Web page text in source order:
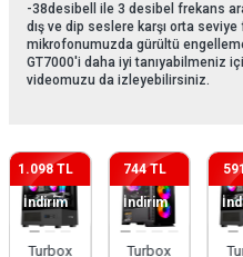
-38desibell ile 3 desibel frekans
dış ve dip seslere karşı orta
mikrofonumuzda gürültü
GT7000'i daha iyi tanıyabilmeniz
videomuzu da izleyebilirsiniz.
1.098 TL
İndirim
Turbox
744 TL
İndirim
Turbox